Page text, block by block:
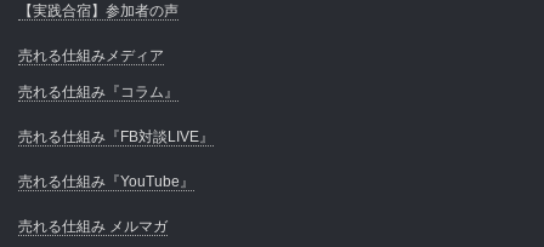
【実践合宿】参加者の声
売れる仕組みメディア
売れる仕組み『コラム』
売れる仕組み『FB対談LIVE』
売れる仕組み『YouTube』
売れる仕組み メルマガ